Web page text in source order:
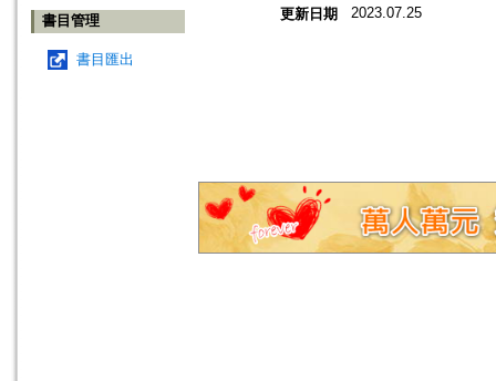
書目管理
書目匯出
更新日期 2023.07.25